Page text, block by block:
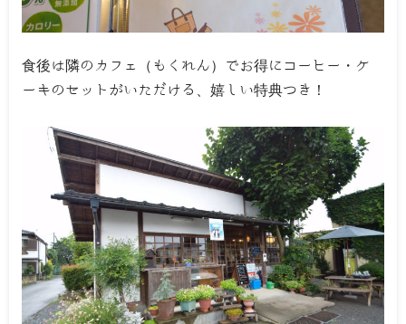
食後は隣のカフェ（もくれん）でお得にコーヒー・ケ
ーキのセットがいただける、嬉しい特典つき！